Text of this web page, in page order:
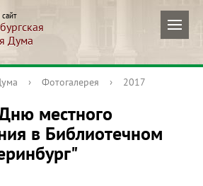
Дума
› Фотогалерея › 2017
местного
в Библиотечном